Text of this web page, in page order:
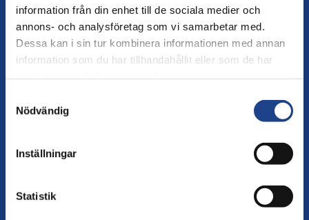
information från din enhet till de sociala medier och
annons- och analysföretag som vi samarbetar med.
Dessa kan i sin tur kombinera informationen med annan
information som du har tillhandahållit eller som de har
Nödvändig
Inställningar
Statistik